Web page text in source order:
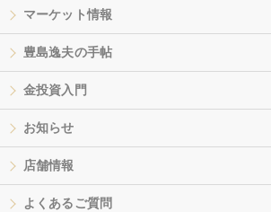
マーケット情報
豊島逸夫の手帖
金投資入門
お知らせ
店舗情報
よくあるご質問